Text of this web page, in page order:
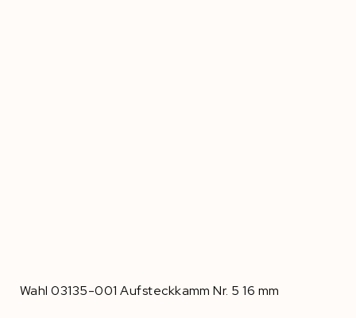
Wahl 03135-001 Aufsteckkamm Nr. 5 16 mm